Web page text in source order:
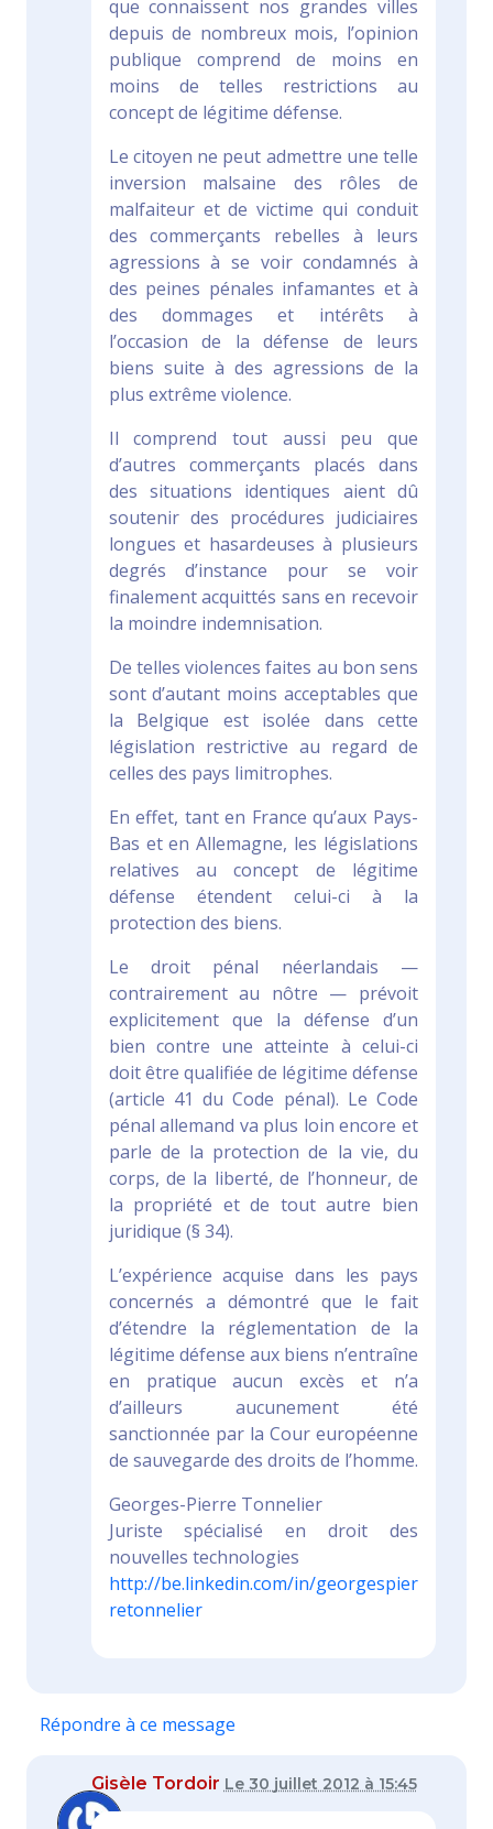
que connaissent nos grandes villes
depuis de nombreux mois, l’opinion
publique comprend de moins en
moins de telles restrictions au
concept de légitime défense.
Le citoyen ne peut admettre une telle
inversion malsaine des rôles de
malfaiteur et de victime qui conduit
des commerçants rebelles à leurs
agressions à se voir condamnés à
des peines pénales infamantes et à
des dommages et intérêts à
l’occasion de la défense de leurs
biens suite à des agressions de la
plus extrême violence.
Il comprend tout aussi peu que
d’autres commerçants placés dans
des situations identiques aient dû
soutenir des procédures judiciaires
longues et hasardeuses à plusieurs
degrés d’instance pour se voir
finalement acquittés sans en recevoir
la moindre indemnisation.
De telles violences faites au bon sens
sont d’autant moins acceptables que
la Belgique est isolée dans cette
législation restrictive au regard de
celles des pays limitrophes.
En effet, tant en France qu’aux Pays-
Bas et en Allemagne, les législations
relatives au concept de légitime
défense étendent celui-ci à la
protection des biens.
Le droit pénal néerlandais —
contrairement au nôtre — prévoit
explicitement que la défense d’un
bien contre une atteinte à celui-ci
doit être qualifiée de légitime défense
(article 41 du Code pénal). Le Code
pénal allemand va plus loin encore et
parle de la protection de la vie, du
corps, de la liberté, de l’honneur, de
la propriété et de tout autre bien
juridique (§ 34).
L’expérience acquise dans les pays
concernés a démontré que le fait
d’étendre la réglementation de la
légitime défense aux biens n’entraîne
en pratique aucun excès et n’a
d’ailleurs aucunement été
sanctionnée par la Cour européenne
de sauvegarde des droits de l’homme.
Georges-Pierre Tonnelier
Juriste spécialisé en droit des
nouvelles technologies
http://be.linkedin.com/in/georgespier
retonnelier
Répondre à ce message
Gisèle Tordoir Le 30 juillet 2012 à 15:45